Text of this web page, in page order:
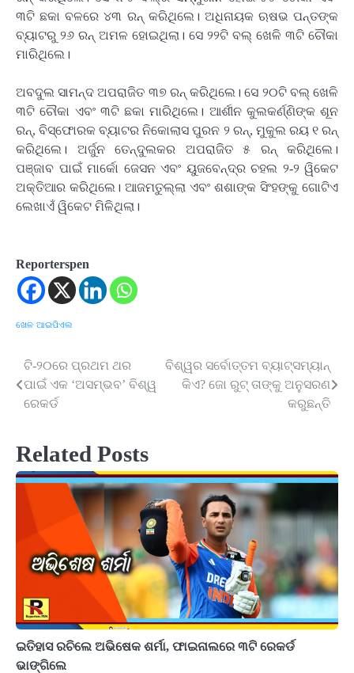
୩ଟି ଛକା ବଳରେ ୪୩ ରନ୍‌ କରିଥିଲେ। ଅଧିନାୟକ ଋଷଭ ପନ୍ତଙ୍କ
ବ୍ୟାଟରୁ ୨୬ ରନ୍‌ ଅମଳ ହୋଇଥିଲା। ସେ ୨୨ଟି ବଲ୍‌ ଖେଳି ୩ଟି ଚୌକା
ମାରିଥିଲେ।
ଅବଦୁଲ ସାମନ୍ଦ ଅପରାଜିତ ୩୭ ରନ୍‌ କରିଥିଲେ। ସେ ୨୦ଟି ବଲ୍‌ ଖେଳି
୩ଟି ଚୌକା ଏବଂ ୩ଟି ଛକା ମାରିଥିଲେ। ଆର୍ଶୀନ କୁଲକର୍ଣ୍ଣିଙ୍କ ଶୂନ
ରନ୍‌, ବିସ୍ଫୋରକ ବ୍ୟାଟର ନିକୋଲାସ ପୁରନ ୨ ରନ୍‌, ମୁକୁଲ ରୟ ୧ ରନ୍‌
କରିଥିଲେ। ଅର୍ଜୁନ ତେନ୍ଦୁଲକର ଅପରାଜିତ ୫ ରନ୍‌ କରିଥିଲେ।
ପଞ୍ଜାବ ପାଇଁ ମାର୍କୋ ଜେସନ ଏବଂ ୟୁଜବେନ୍ଦ୍ର ଚହଲ ୨-୨ ୱିକେଟ
ଅକ୍ତିଆର କରିଥିଲେ। ଆଜମତୁଲ୍ଲା ଏବଂ ଶଶାଙ୍କ ସିଂହଙ୍କୁ ଗୋଟିଏ
ଲେଖାଏଁ ୱିକେଟ ମିଳିଥିଲା।
Reporterspen
ଖେଳ ଆଇପିଏଲ
Post
navigation
ଟି-୨୦ରେ ପ୍ରଥମ ଥର
ପାଇଁ ଏକ ‘ଅସମ୍ଭବ’ ବିଶ୍ୱ
ରେକର୍ଡ
ବିଶ୍ୱର ସର୍ବୋତ୍ତମ ବ୍ୟାଟ୍ସମ୍ୟାନ୍
କିଏ? ଜୋ ରୁଟ୍ ତାଙ୍କୁ ଅନୁସରଣ
କରୁଛନ୍ତି
Related Posts
ଇତିହାସ ରଚିଲେ ଅଭିଷେକ ଶର୍ମା, ଫାଇନାଲରେ ୩ଟି ରେକର୍ଡ
ଭାଙ୍ଗିଲେ